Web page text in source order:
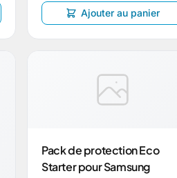
Ajouter au panier
Pack de protection Eco
Starter pour Samsung